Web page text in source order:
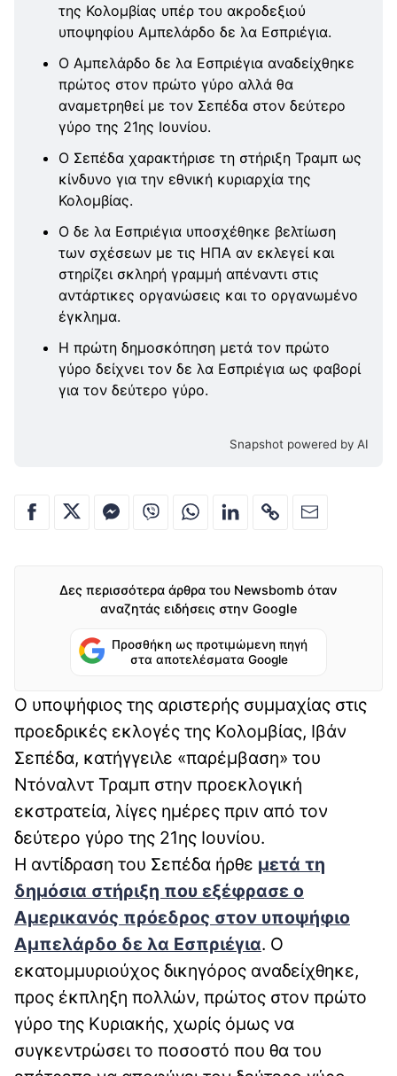
της Κολομβίας υπέρ του ακροδεξιού
υποψηφίου Αμπελάρδο δε λα Εσπριέγια.
Ο Αμπελάρδο δε λα Εσπριέγια αναδείχθηκε
πρώτος στον πρώτο γύρο αλλά θα
αναμετρηθεί με τον Σεπέδα στον δεύτερο
γύρο της 21ης Ιουνίου.
Ο Σεπέδα χαρακτήρισε τη στήριξη Τραμπ ως
κίνδυνο για την εθνική κυριαρχία της
Κολομβίας.
Ο δε λα Εσπριέγια υποσχέθηκε βελτίωση
των σχέσεων με τις ΗΠΑ αν εκλεγεί και
στηρίζει σκληρή γραμμή απέναντι στις
αντάρτικες οργανώσεις και το οργανωμένο
έγκλημα.
Η πρώτη δημοσκόπηση μετά τον πρώτο
γύρο δείχνει τον δε λα Εσπριέγια ως φαβορί
για τον δεύτερο γύρο.
Snapshot powered by AI
Δες περισσότερα άρθρα του Newsbomb όταν
αναζητάς ειδήσεις στην Google
Προσθήκη ως προτιμώμενη πηγή
στα αποτελέσματα Google
Ο υποψήφιος της αριστερής συμμαχίας στις
προεδρικές εκλογές της Κολομβίας, Ιβάν
Σεπέδα, κατήγγειλε «παρέμβαση» του
Ντόναλντ Τραμπ στην προεκλογική
εκστρατεία, λίγες ημέρες πριν από τον
δεύτερο γύρο της 21ης Ιουνίου.
Η αντίδραση του Σεπέδα ήρθε μετά τη
δημόσια στήριξη που εξέφρασε ο
Αμερικανός πρόεδρος στον υποψήφιο
Αμπελάρδο δε λα Εσπριέγια. Ο
εκατομμυριούχος δικηγόρος αναδείχθηκε,
προς έκπληξη πολλών, πρώτος στον πρώτο
γύρο της Κυριακής, χωρίς όμως να
συγκεντρώσει το ποσοστό που θα του